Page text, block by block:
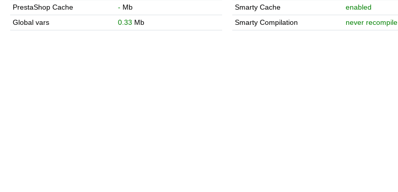
PrestaShop Cache
- Mb
Global vars
0.33 Mb
Smarty Cache
enabled
Smarty Compilation
never recompile